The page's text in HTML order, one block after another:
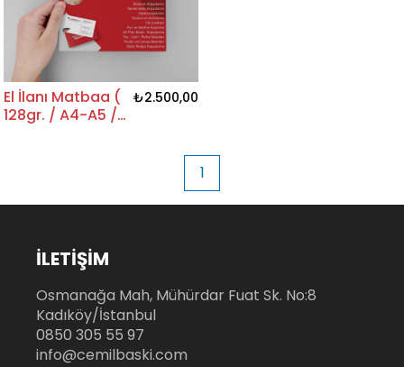
El İlanı Matbaa (
128gr. / A4-A5 /
₺2.500,00
1
İLETİŞİM
Osmanağa Mah, Mühürdar Fuat Sk. No:8
Kadıköy/İstanbul
0850 305 55 97
info@cemilbaski.com